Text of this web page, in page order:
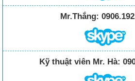
Mr.Thắng:
Kỹ thuật viên Mr. Hà: